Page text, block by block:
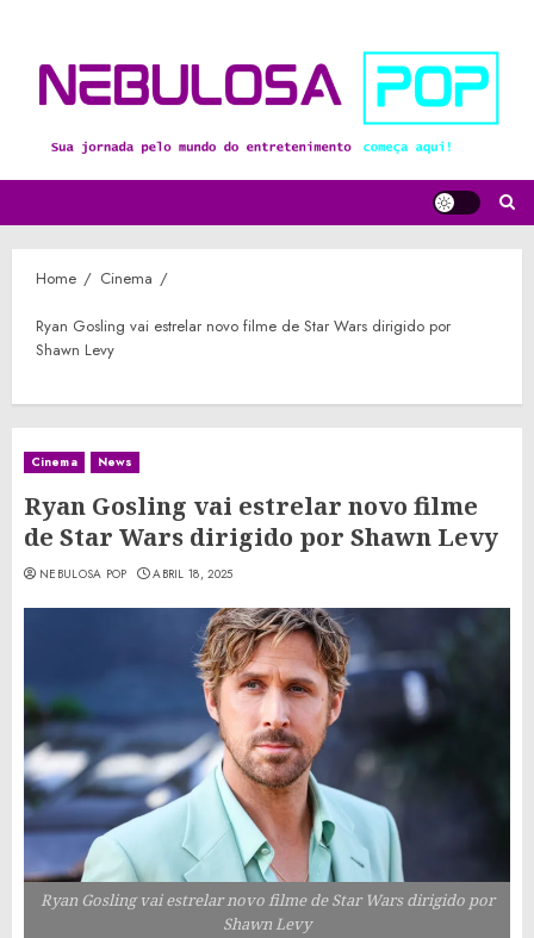
content
Home Cinema
Ryan Gosling vai estrelar novo filme de Star Wars dirigido por
Shawn Levy
Cinema News
Ryan Gosling vai estrelar novo filme
de Star Wars dirigido por Shawn Levy
NEBULOSA POP ABRIL 18, 2025
Ryan Gosling vai estrelar novo filme de Star Wars dirigido por
Shawn Levy